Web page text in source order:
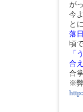
が
今
と
落
頃
「
合
合掌
※弊